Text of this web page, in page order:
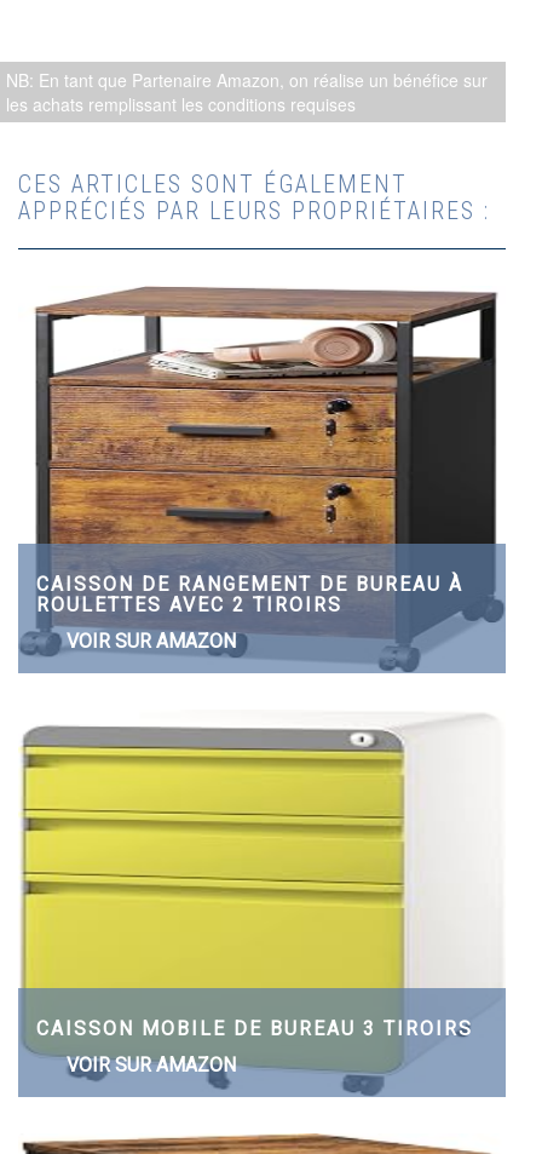
NB: En tant que Partenaire Amazon, on réalise un bénéfice sur
les achats remplissant les conditions requises
CES ARTICLES SONT ÉGALEMENT
APPRÉCIÉS PAR LEURS PROPRIÉTAIRES :
CAISSON DE RANGEMENT DE BUREAU À
ROULETTES AVEC 2 TIROIRS
VOIR SUR AMAZON
CAISSON MOBILE DE BUREAU 3 TIROIRS
VOIR SUR AMAZON